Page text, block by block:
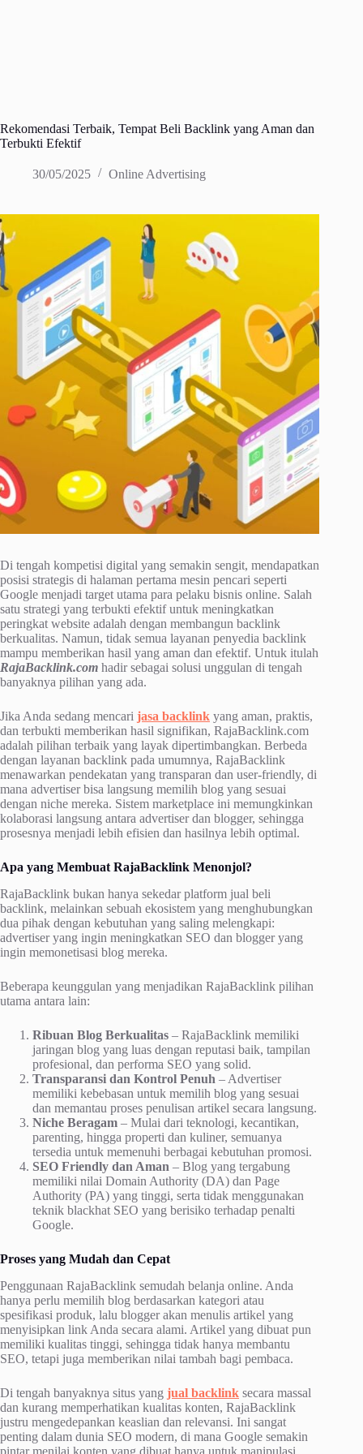
Rekomendasi Terbaik, Tempat Beli Backlink yang Aman dan
Terbukti Efektif
30/05/2025 Online Advertising
Di tengah kompetisi digital yang semakin sengit, mendapatkan
posisi strategis di halaman pertama mesin pencari seperti
Google menjadi target utama para pelaku bisnis online. Salah
satu strategi yang terbukti efektif untuk meningkatkan
peringkat website adalah dengan membangun backlink
berkualitas. Namun, tidak semua layanan penyedia backlink
mampu memberikan hasil yang aman dan efektif. Untuk itulah
RajaBacklink.com hadir sebagai solusi unggulan di tengah
banyaknya pilihan yang ada.
Jika Anda sedang mencari jasa backlink yang aman, praktis,
dan terbukti memberikan hasil signifikan, RajaBacklink.com
adalah pilihan terbaik yang layak dipertimbangkan. Berbeda
dengan layanan backlink pada umumnya, RajaBacklink
menawarkan pendekatan yang transparan dan user-friendly, di
mana advertiser bisa langsung memilih blog yang sesuai
dengan niche mereka. Sistem marketplace ini memungkinkan
kolaborasi langsung antara advertiser dan blogger, sehingga
prosesnya menjadi lebih efisien dan hasilnya lebih optimal.
Apa yang Membuat RajaBacklink Menonjol?
RajaBacklink bukan hanya sekedar platform jual beli
backlink, melainkan sebuah ekosistem yang menghubungkan
dua pihak dengan kebutuhan yang saling melengkapi:
advertiser yang ingin meningkatkan SEO dan blogger yang
ingin memonetisasi blog mereka.
Beberapa keunggulan yang menjadikan RajaBacklink pilihan
utama antara lain:
Ribuan Blog Berkualitas – RajaBacklink memiliki
jaringan blog yang luas dengan reputasi baik, tampilan
profesional, dan performa SEO yang solid.
Transparansi dan Kontrol Penuh – Advertiser
memiliki kebebasan untuk memilih blog yang sesuai
dan memantau proses penulisan artikel secara langsung.
Niche Beragam – Mulai dari teknologi, kecantikan,
parenting, hingga properti dan kuliner, semuanya
tersedia untuk memenuhi berbagai kebutuhan promosi.
SEO Friendly dan Aman – Blog yang tergabung
memiliki nilai Domain Authority (DA) dan Page
Authority (PA) yang tinggi, serta tidak menggunakan
teknik blackhat SEO yang berisiko terhadap penalti
Google.
Proses yang Mudah dan Cepat
Penggunaan RajaBacklink semudah belanja online. Anda
hanya perlu memilih blog berdasarkan kategori atau
spesifikasi produk, lalu blogger akan menulis artikel yang
menyisipkan link Anda secara alami. Artikel yang dibuat pun
memiliki kualitas tinggi, sehingga tidak hanya membantu
SEO, tetapi juga memberikan nilai tambah bagi pembaca.
Di tengah banyaknya situs yang jual backlink secara massal
dan kurang memperhatikan kualitas konten, RajaBacklink
justru mengedepankan keaslian dan relevansi. Ini sangat
penting dalam dunia SEO modern, di mana Google semakin
pintar menilai konten yang dibuat hanya untuk manipulasi